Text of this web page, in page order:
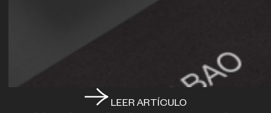
LEER ARTÍCULO